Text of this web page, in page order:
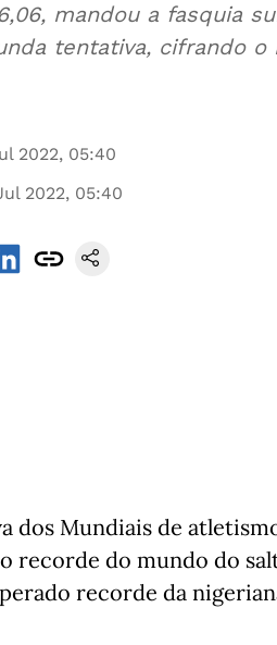
mandou a fasquia
tentativa, cifrando o
2022, 05:40
2022, 05:40
dos Mundiais de
recorde do mundo do
recorde da